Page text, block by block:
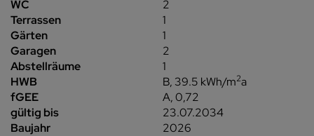
WC
2
Terrassen
1
Gärten
1
Garagen
2
Abstellräume
1
HWB
B, 39.5 kWh/m2a
fGEE
A, 0,72
gültig bis
23.07.2034
Baujahr
2026